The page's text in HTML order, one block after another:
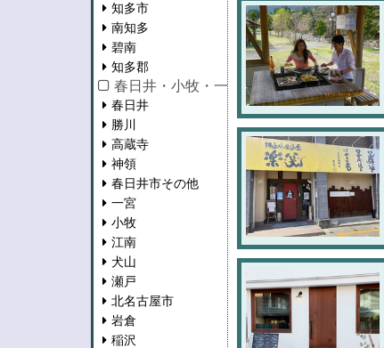
知多市
南知多
碧南
知多郡
春日井・小牧・一宮・江南・瀬戸
春日井
勝川
高蔵寺
神領
春日井市その他
一宮
小牧
江南
犬山
瀬戸
北名古屋市
岩倉
稲沢